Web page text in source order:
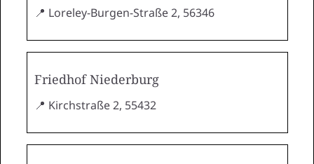
📍 Loreley-Burgen-Straße 2, 56346
Friedhof Niederburg
📍 Kirchstraße 2, 55432